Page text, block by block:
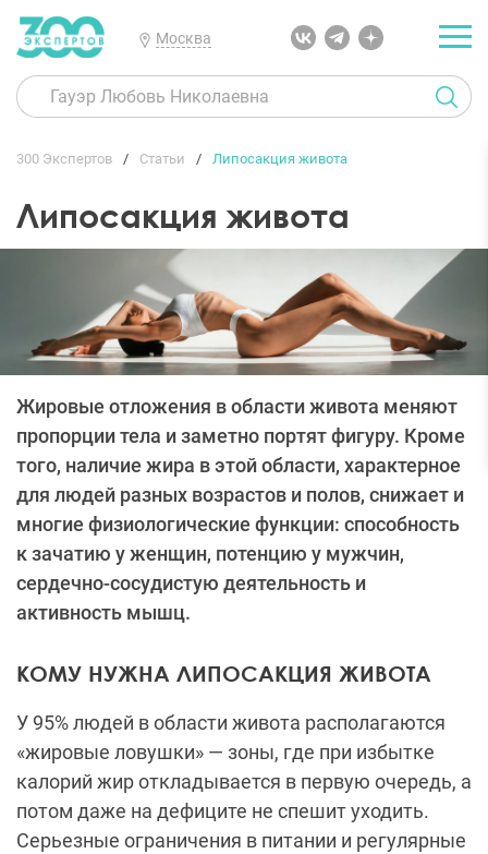
Москва
300 Экспертов Статьи Липосакция живота
Липосакция живота
Жировые отложения в области живота меняют
пропорции тела и заметно портят фигуру. Кроме
того, наличие жира в этой области, характерное
для людей разных возрастов и полов, снижает и
многие физиологические функции: способность
к зачатию у женщин, потенцию у мужчин,
сердечно-сосудистую деятельность и
активность мышц.
КОМУ НУЖНА ЛИПОСАКЦИЯ ЖИВОТА
У 95% людей в области живота располагаются
«жировые ловушки» — зоны, где при избытке
калорий жир откладывается в первую очередь, а
потом даже на дефиците не спешит уходить.
Серьезные ограничения в питании и регулярные